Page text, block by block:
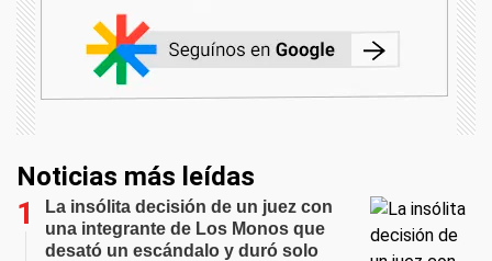
Noticias más leídas
La insólita decisión de un juez con
una integrante de Los Monos que
desató un escándalo y duró solo